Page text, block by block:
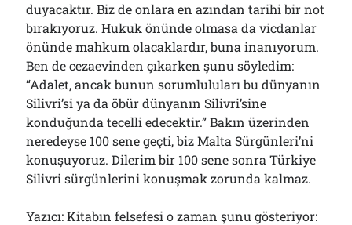
duyacaktır. Biz de onlara en azından tarihi bir not
bırakıyoruz. Hukuk önünde olmasa da vicdanlar
önünde mahkum olacaklardır, buna inanıyorum.
Ben de cezaevinden çıkarken şunu söyledim:
“Adalet, ancak bunun sorumluluları bu dünyanın
Silivri’si ya da öbür dünyanın Silivri’sine
konduğunda tecelli edecektir.” Bakın üzerinden
neredeyse 100 sene geçti, biz Malta Sürgünleri’ni
konuşuyoruz. Dilerim bir 100 sene sonra Türkiye
Silivri sürgünlerini konuşmak zorunda kalmaz.
Yazıcı: Kitabın felsefesi o zaman şunu gösteriyor: